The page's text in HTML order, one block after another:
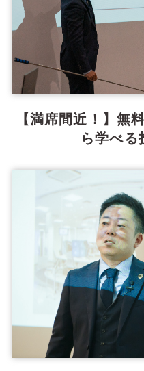
【満席間近！】無
ら学べ